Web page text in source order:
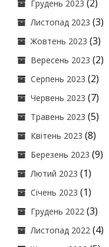
Грудень 2023 (2)
Листопад 2023 (3)
Жовтень 2023 (3)
Вересень 2023 (2)
Серпень 2023 (2)
Червень 2023 (7)
Травень 2023 (5)
Квітень 2023 (8)
Березень 2023 (9)
Лютий 2023 (1)
Січень 2023 (1)
Грудень 2022 (3)
Листопад 2022 (4)